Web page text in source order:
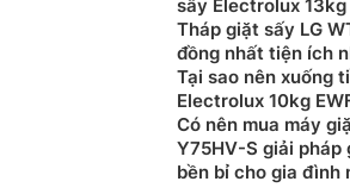
sấy Electrolux 13kg
Tháp giặt sấy LG
đồng nhất tiện ích
Tại sao nên xuống
Electrolux 10kg
Có nên mua máy
Y75HV-S giải
bền bỉ cho gia đình